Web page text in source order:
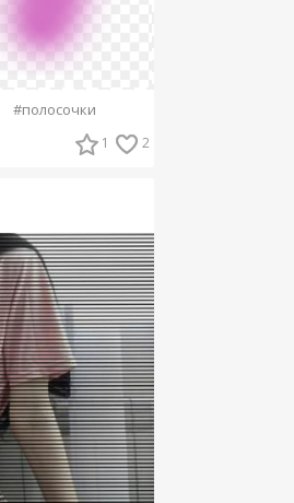
#полосочки
1 2